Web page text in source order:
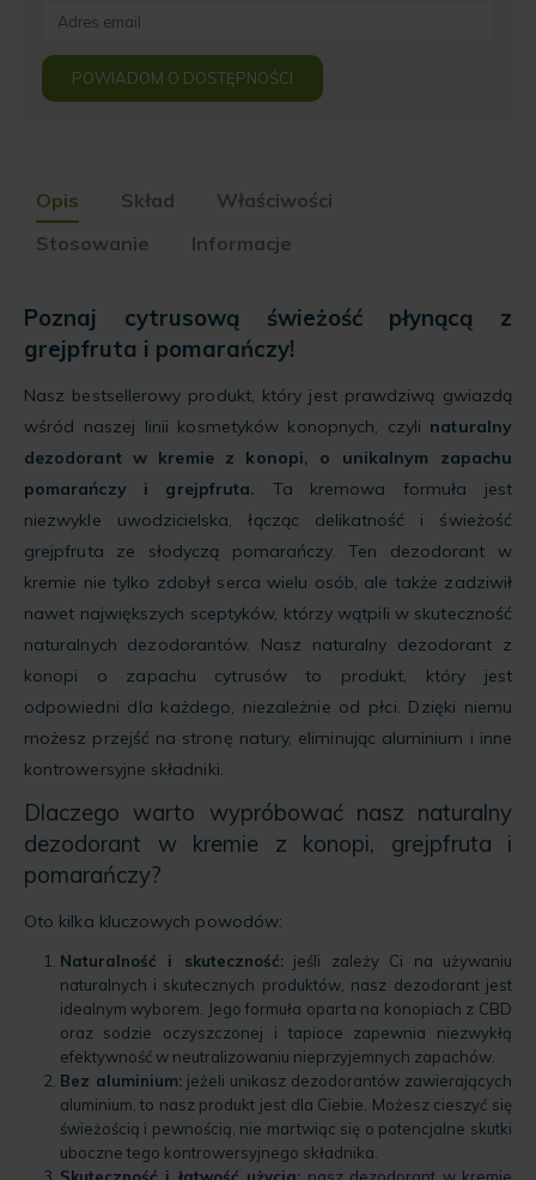
Enter
email
address
to
for
this
product
POWIADOM O DOSTĘPNOŚCI
Opis Skład
Właściwości
Stosowanie
Informacje
Poznaj cytrusową świeżość płynącą z
grejpfruta i pomarańczy!
Nasz bestsellerowy produkt, który jest prawdziwą gwiazdą
wśród naszej linii kosmetyków konopnych, czyli naturalny
dezodorant w kremie z konopi, o unikalnym zapachu
pomarańczy i grejpfruta. Ta kremowa formuła jest
niezwykle uwodzicielska, łącząc delikatność i świeżość
grejpfruta ze słodyczą pomarańczy. Ten dezodorant w
kremie nie tylko zdobył serca wielu osób, ale także zadziwił
nawet największych sceptyków, którzy wątpili w skuteczność
naturalnych dezodorantów. Nasz naturalny dezodorant z
konopi o zapachu cytrusów to produkt, który jest
odpowiedni dla każdego, niezależnie od płci. Dzięki niemu
możesz przejść na stronę natury, eliminując aluminium i inne
kontrowersyjne składniki.
Dlaczego warto wypróbować nasz naturalny
dezodorant w kremie z konopi, grejpfruta i
pomarańczy?
Oto kilka kluczowych powodów:
Naturalność i skuteczność:jeśli zależy Ci na używaniu
naturalnych i skutecznych produktów, nasz dezodorant jest
idealnym wyborem. Jego formuła oparta na konopiach z CBD
oraz sodzie oczyszczonej i tapioce zapewnia niezwykłą
efektywność w neutralizowaniu nieprzyjemnych zapachów.
Bez aluminium:jeżeli unikasz dezodorantów zawierających
aluminium, to nasz produkt jest dla Ciebie. Możesz cieszyć się
świeżością i pewnością, nie martwiąc się o potencjalne skutki
uboczne tego kontrowersyjnego składnika.